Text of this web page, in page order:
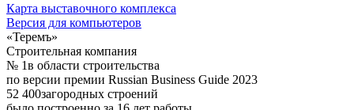
Карта выставочного комплекса
Версия для компьютеров
«Теремъ»
Строительная компания
№ 1в области строительства
по версии премии Russian Business Guide 2023
52 400загородных строений